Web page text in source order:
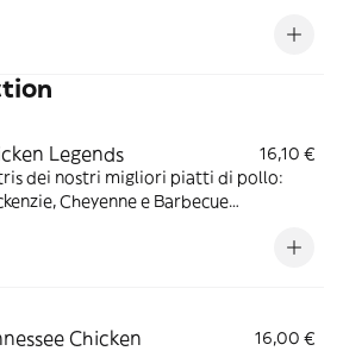
Legends
16,10 €
dei nostri migliori piatti di pollo:
Cheyenne e Barbecue
Chicken 16,00 €